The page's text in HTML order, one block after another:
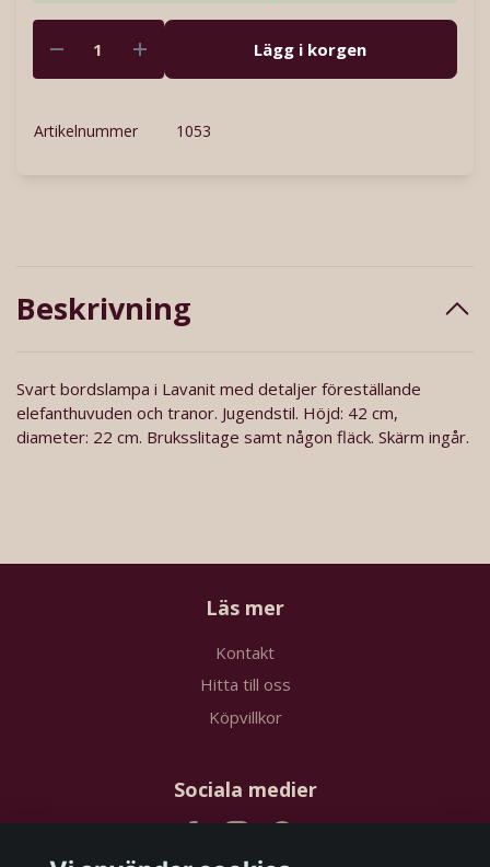
Lägg i korgen
Artikelnummer 1053
Beskrivning
Svart bordslampa i Lavanit med detaljer föreställande
elefanthuvuden och tranor. Jugendstil. Höjd: 42 cm,
diameter: 22 cm. Bruksslitage samt någon fläck. Skärm ingår.
Läs mer
Kontakt
Hitta till oss
Köpvillkor
Sociala medier